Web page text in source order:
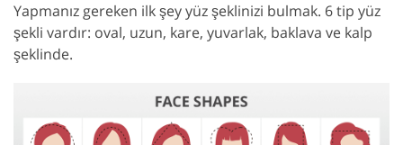
Yapmanız gereken ilk şey yüz şeklinizi bulmak. 6 tip yüz
şekli vardır: oval, uzun, kare, yuvarlak, baklava ve kalp
şeklinde.